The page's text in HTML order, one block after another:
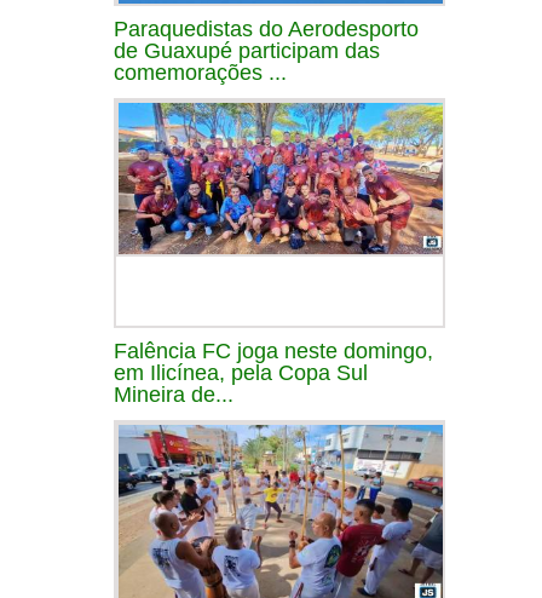
Paraquedistas do Aerodesporto
de Guaxupé participam das
comemorações ...
Falência FC joga neste domingo,
em Ilicínea, pela Copa Sul
Mineira de...